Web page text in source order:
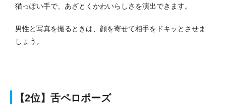
猫っぽい手で、あざとくかわいらしさを演出できます。
男性と写真を撮るときは、顔を寄せて相手をドキッとさせま
しょう。
【2位】舌ペロポーズ